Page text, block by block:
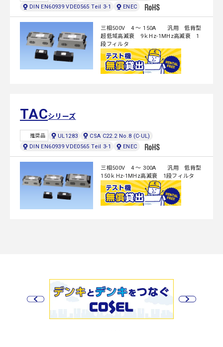
DIN EN60939 VDE0565 Teil 3-1
ENEC
三相500V 4 ～ 150A 汎用 低背型
超低域高減衰 9ｋHz-1MHz高減衰 1
段フィルタ
TACシリーズ
推奨品 UL1283
CSA C22.2 No.8 (C-UL)
DIN EN60939 VDE0565 Teil 3-1
ENEC
三相500V 4 ～ 300A 汎用 低背型
150ｋHz-1MHz高減衰 1段フィルタ